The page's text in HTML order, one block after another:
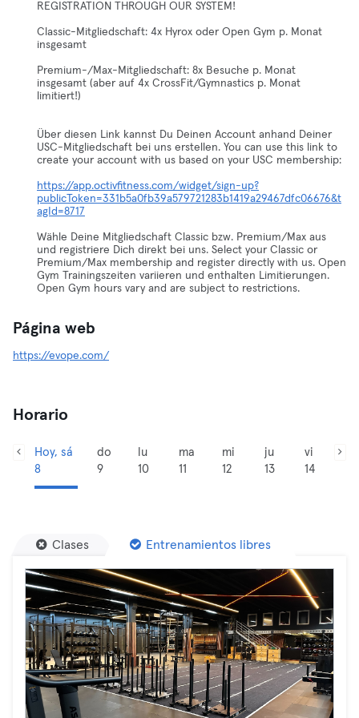
REGISTRATION THROUGH OUR SYSTEM!
Classic-Mitgliedschaft: 4x Hyrox oder Open Gym p. Monat
insgesamt
Premium-/Max-Mitgliedschaft: 8x Besuche p. Monat
insgesamt (aber auf 4x CrossFit/Gymnastics p. Monat
limitiert!)
Über diesen Link kannst Du Deinen Account anhand Deiner
USC-Mitgliedschaft bei uns erstellen. You can use this link to
create your account with us based on your USC membership:
https://app.octivfitness.com/widget/sign-up?
publicToken=331b5a0fb39a579721283b1419a29467dfc06676&t
agId=8717
Wähle Deine Mitgliedschaft Classic bzw. Premium/Max aus
und registriere Dich direkt bei uns. Select your Classic or
Premium/Max membership and register directly with us. Open
Gym Trainingszeiten variieren und enthalten Limitierungen.
Open Gym hours vary and are subject to restrictions.
Página web
https://evope.com/
Horario
Hoy, sá
8
do
9
lu
10
ma
11
mi
12
ju
13
vi
14
Clases Entrenamientos libres